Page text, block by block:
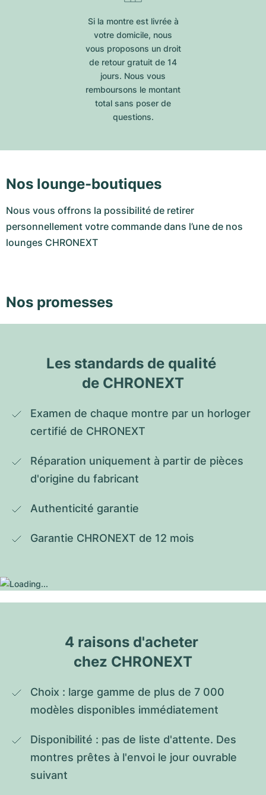
Si la montre est livrée à
votre domicile, nous
vous proposons un droit
de retour gratuit de 14
jours. Nous vous
remboursons le montant
total sans poser de
questions.
Nos lounge-boutiques
Nous vous offrons la possibilité de retirer
personnellement votre commande dans l’une de nos
lounges CHRONEXT
Nos promesses
Les standards de qualité
de CHRONEXT
Examen de chaque montre par un horloger
certifié de CHRONEXT
Réparation uniquement à partir de pièces
d'origine du fabricant
Authenticité garantie
Garantie CHRONEXT de 12 mois
4 raisons d'acheter
chez CHRONEXT
Choix : large gamme de plus de 7 000
modèles disponibles immédiatement
Disponibilité : pas de liste d'attente. Des
montres prêtes à l'envoi le jour ouvrable
suivant